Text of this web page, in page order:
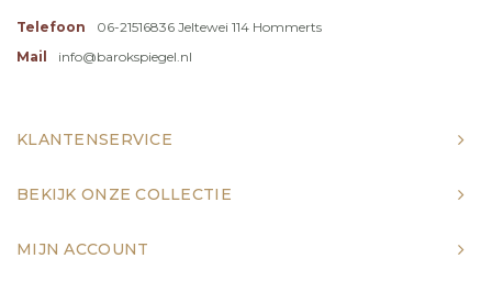
Telefoon
06-21516836 Jeltewei 114 Hommerts
Mail
info@barokspiegel.nl
KLANTENSERVICE
BEKIJK ONZE COLLECTIE
MIJN ACCOUNT